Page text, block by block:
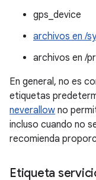
gps_device
archivos en /
archivos en /
En general, no es
etiquetas
neverallow no
incluso cuando no
recomienda
Etiqueta